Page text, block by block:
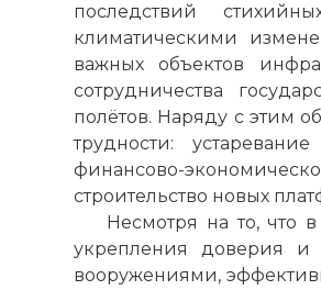
последствий
климатическими
важных объектов
сотрудничества
полётов. Наряду с этим
трудности:
финансово-
строительство новых
Несмотря на то, что
укрепления доверия и
вооружениями,